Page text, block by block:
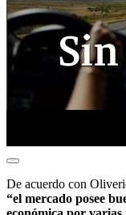
De acuerdo con
“el mercado posee